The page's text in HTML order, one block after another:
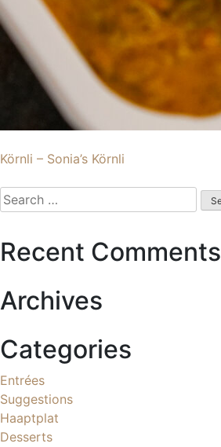
Post
navigation
Körnli – Sonia’s Körnli
Search
for:
Recent Comments
Archives
Categories
Entrées
Suggestions
Haaptplat
Desserts